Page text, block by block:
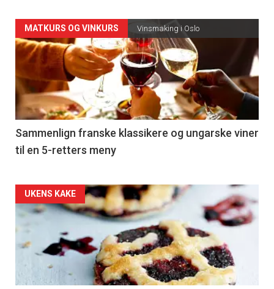
Forsiden
akkurat
nå
-
5
MATKURS OG VINKURS Vinsmaking i Oslo
Sammenlign franske klassikere og ungarske viner
til en 5-retters meny
Forsiden
akkurat
nå
UKENS KAKE